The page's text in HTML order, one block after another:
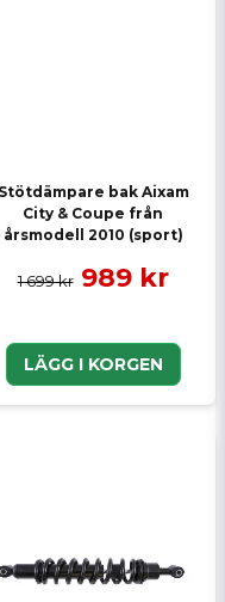
Stötdämpare bak Aixam
City & Coupe från
årsmodell 2010 (sport)
1 699 kr 989 kr
LÄGG I KORGEN